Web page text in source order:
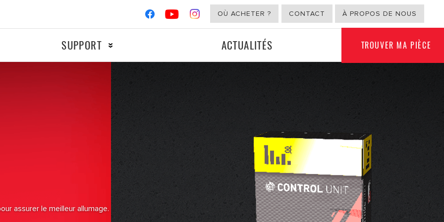
OÙ ACHETER ? CONTACT À PROPOS DE NOUS
SUPPORT ACTUALITÉS TROUVER MA PIÈCE
assurer le meilleur allumage.